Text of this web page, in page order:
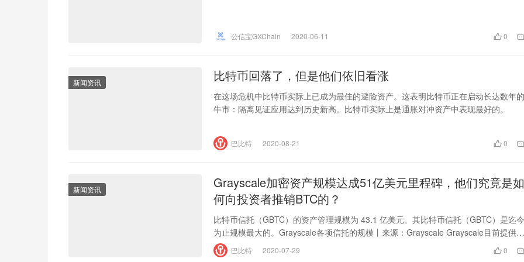
公信宝GXChain 2020-06-11 0
新闻资讯 比特币回落了，但是他们依旧看涨
在这场危机中比特币实际上已成为最佳的避险资产。这表明比特币正在启动长达数年的
牛市：隔离见证应用达到历史新高。比特币实际上是通胀对冲资产中表现最好的。
巴比特 2020-08-21 0
新闻资讯
Grayscale加密资产规模达成51亿美元里程碑，他们究竟是如
何向投资者推销BTC的？
比特币信托（GBTC）的资产管理规模为 43.1 亿美元。其比特币信托（GBTC）是迄今
为止规模最大的。Grayscale各项信托的规模丨来源：Grayscale Grayscale目前提供了
十种与加密货币相关的投资产品。
巴比特 2020-07-29 0